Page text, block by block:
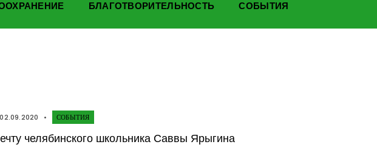
БЛАГОТВОРИТЕЛЬНОСТЬ СОБЫТИЯ
02.09.2020 • СОБЫТИЯ
челябинского школьника Саввы Ярыгина